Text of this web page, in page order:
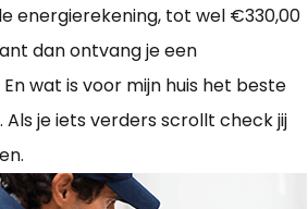
energierekening, tot wel €330,00
dan ontvang je een
wat is voor mijn huis het beste
je iets verders scrollt check jij